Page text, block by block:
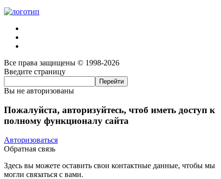
Все права защищены © 1998-2026
Введите страницу
Вы не авторизованы
Пожалуйста, авторизуйтесь, чтоб иметь доступ к
полному функционалу сайта
Авторизоваться
Обратная связь
Здесь вы можете оставить свои контактные данные, чтобы мы
могли связаться с вами.